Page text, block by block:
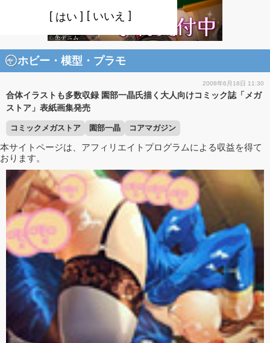
はい いいえ
ホビー・模型・プラモ
2008年6月18日 11:30
合体イラストも多数収録 園部一晶氏描く大人向けコミック誌「メガ
ストア」表紙画集発売
コミックメガストア 園部一晶 コアマガジン
本サイトページは、アフィリエイトプログラムによる収益を得て
おります。